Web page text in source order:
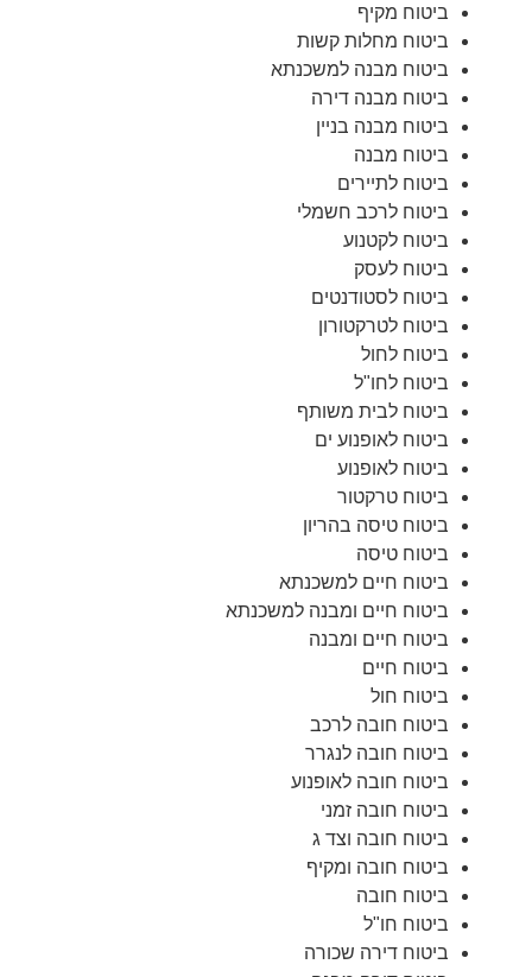
ביטוח מקיף
ביטוח מחלות קשות
ביטוח מבנה למשכנתא
ביטוח מבנה דירה
ביטוח מבנה בניין
ביטוח מבנה
ביטוח לתיירים
ביטוח לרכב חשמלי
ביטוח לקטנוע
ביטוח לעסק
ביטוח לסטודנטים
ביטוח לטרקטורון
ביטוח לחול
ביטוח לחו"ל
ביטוח לבית משותף
ביטוח לאופנוע ים
ביטוח לאופנוע
ביטוח טרקטור
ביטוח טיסה בהריון
ביטוח טיסה
ביטוח חיים למשכנתא
ביטוח חיים ומבנה למשכנתא
ביטוח חיים ומבנה
ביטוח חיים
ביטוח חול
ביטוח חובה לרכב
ביטוח חובה לנגרר
ביטוח חובה לאופנוע
ביטוח חובה זמני
ביטוח חובה וצד ג
ביטוח חובה ומקיף
ביטוח חובה
ביטוח חו"ל
ביטוח דירה שכורה